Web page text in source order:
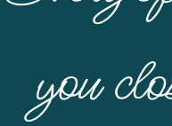
you